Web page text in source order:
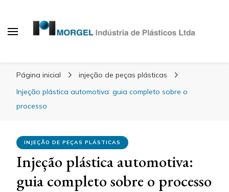
Página inicial
injeção de peças plásticas
Injeção plástica automotiva: guia completo sobre o
processo
INJEÇÃO DE PEÇAS PLÁSTICAS
Injeção plástica automotiva:
guia completo sobre o processo